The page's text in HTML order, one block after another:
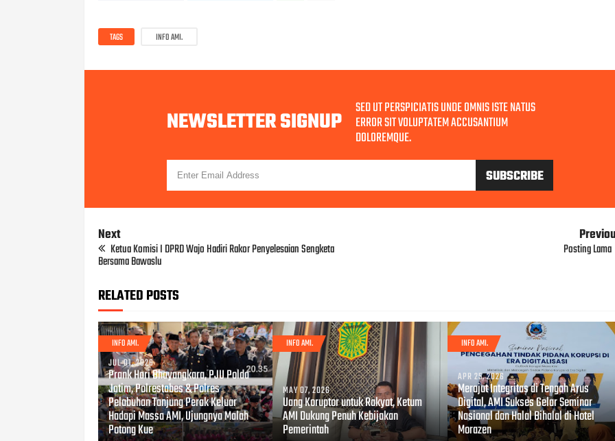
TAGS INFO AMI.
NEWSLETTER SIGNUP SED UT PERSPICIATIS UNDE OMNIS ISTE NATUS
ERROR SIT VOLUPTATEM ACCUSANTIUM
DOLOREMQUE.
Next
Ketua Komisi I DPRD Wajo Hadiri Rakor Penyelesaian Sengketa
Bersama Bawaslu
Posting Lama
RELATED POSTS
INFO AMI.
JUL 01, 2026
Prank Hari Bhayangkara, PJU Polda
Jatim, Polrestabes & Polres
Pelabuhan Tanjung Perak Keluar
Hadapi Massa AMI, Ujungnya Malah
Potong Kue
INFO AMI.
MAY 07, 2026
Uang Koruptor untuk Rakyat, Ketum
AMI Dukung Penuh Kebijakan
Pemerintah
INFO AMI.
APR 25, 2026
Merajut Integritas di Tengah Arus
Digital, AMI Sukses Gelar Seminar
Nasional dan Halal Bihalal di Hotel
Morazen